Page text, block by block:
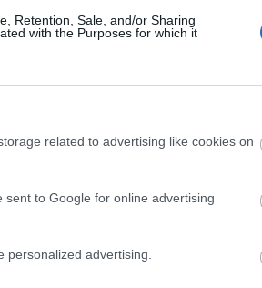
Retention, Sale, and/or Sharing
with the Purposes for which it
related to advertising like cookies on
to Google for online advertising
personalized advertising.
kritizálni az előadást, hogy
ki lehetne hozni. De a lényeg,
olyan előadásokat kell
tulajdonképpen miért is
volt. Nem is biztos, hogy az
kifejteni, elég csak
hogy egy mai színésznek már